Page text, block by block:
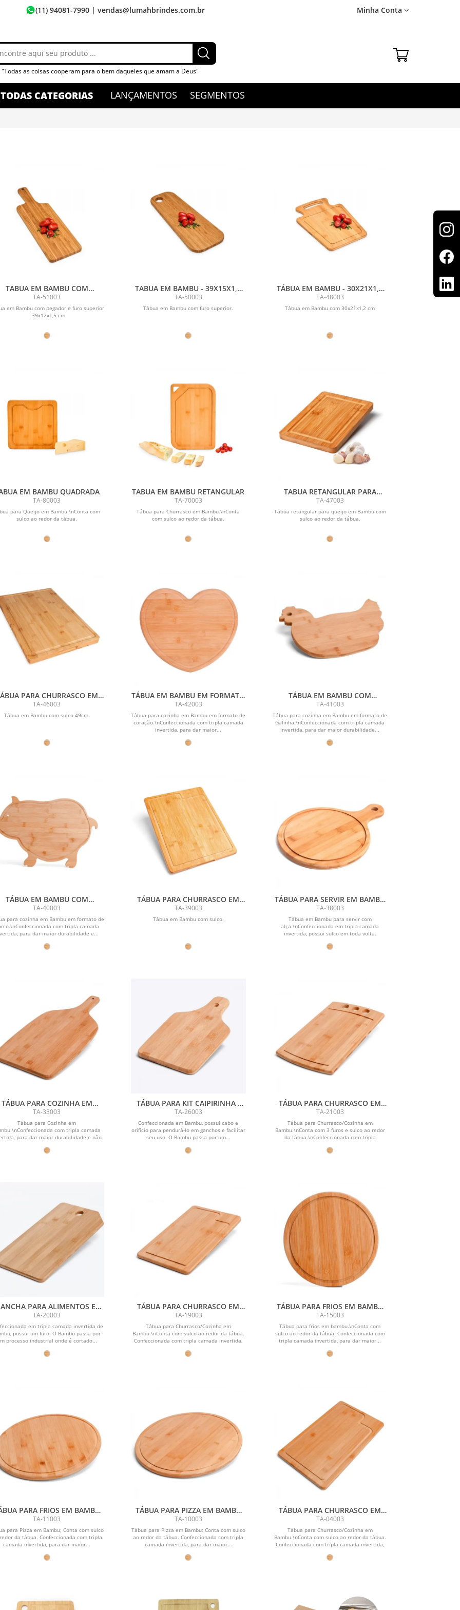
(11) 94081-7990| vendas@lumahbrindes.com.br Minha Conta
"Todas as coisas cooperam para o bem daqueles que amam a Deus"
TODAS CATEGORIAS LANÇAMENTOS SEGMENTOS
TABUA EM BAMBU COM
PEGADOR - 39X12X1,5 CM
TA-51003
em Bambu com pegador e furo superior
- 39x12x1,5 cm
TABUA EM BAMBU - 39X15X1,5
CM
TA-50003
Tábua em Bambu com furo superior.
TÁBUA EM BAMBU - 30X21X1,2
CM
TA-48003
Tábua em Bambu com 30x21x1,2 cm
EM BAMBU QUADRADA
TA-80003
para Queijo em Bambu.\nConta com
sulco ao redor da tábua.
TABUA EM BAMBU RETANGULAR
TA-70003
Tábua para Churrasco em Bambu.\nConta
com sulco ao redor da tábua.
TABUA RETANGULAR PARA
QUEIJO / FRIOS / TEMPERO -
23X15X1,5CM
TA-47003
Tábua retangular para queijo em Bambu com
sulco ao redor da tábua.
PARA CHURRASCO EM
PREMIUM - 49X35X3CM
TA-46003
Tábua em Bambu com sulco 49cm.
TÁBUA EM BAMBU EM FORMATO
DE CORAÇÃO
TA-42003
Tábua para cozinha em Bambu em formato de
coração.\nConfeccionada com tripla camada
invertida, para dar maior...
TÁBUA EM BAMBU COM
FORMATO DE GALINHA
TA-41003
Tábua para cozinha em Bambu em formato de
Galinha.\nConfeccionada com tripla camada
invertida, para dar maior durabilidade...
TÁBUA EM BAMBU COM
FORMATO DE PORCO
TA-40003
para cozinha em Bambu em formato de
com tripla camada
para dar maior durabilidade e...
TÁBUA PARA CHURRASCO EM
BAMBU PREMIUM - 40X30X2CM
TA-39003
Tábua em Bambu com sulco.
TÁBUA PARA SERVIR EM BAMBU
COM ALÇA
TA-38003
Tábua em Bambu para servir com
alça.\nConfeccionada em tripla camada
invertida, possui sulco em toda volta.
TÁBUA PARA COZINHA EM
BAMBU
TA-33003
Tábua para Cozinha em
com tripla camada
para dar maior durabilidade e não
TÁBUA PARA KIT CAIPIRINHA /
TEMPERO EM BAMBU
TA-26003
Confeccionada em Bambu, possui cabo e
orifício para pendurá-lo em ganchos e facilitar
seu uso. O Bambu passa por um...
TÁBUA PARA CHURRASCO EM
BAMBU SUPREME 3 FUROS
TA-21003
Tábua para Churrasco/Cozinha em
Bambu.\nConta com 3 furos e sulco ao redor
da tábua.\nConfeccionada com tripla
PARA ALIMENTOS EM
BAMBU SUPREME
TA-20003
em tripla camada invertida de
possui um furo. O Bambu passa por
processo industrial onde é cortado...
TÁBUA PARA CHURRASCO EM
BAMBU SUPREME
TA-19003
Tábua para Churrasco/Cozinha em
Bambu.\nConta com sulco ao redor da tábua.
Confeccionada com tripla camada invertida,
TÁBUA PARA FRIOS EM BAMBU
SUPREME - 21 CM
TA-15003
Tábua para frios em bambu.\nConta com
sulco ao redor da tábua. Confeccionada com
tripla camada invertida, para dar maior...
PARA FRIOS EM BAMBU
SUPREME - 30 CM
TA-11003
para Pizza em Bambu; Conta com sulco
da tábua. Confeccionada com tripla
camada invertida, para dar maior...
TÁBUA PARA PIZZA EM BAMBU
SUPREME - 35 CM
TA-10003
Tábua para Pizza em Bambu; Conta com sulco
ao redor da tábua. Confeccionada com tripla
camada invertida, para dar maior...
TÁBUA PARA CHURRASCO EM
BAMBU SUPREME 37CM
TA-04003
Tábua para Churrasco/Cozinha em
Bambu.\nConta com sulco ao redor da tábua.
Confeccionada com tripla camada invertida,